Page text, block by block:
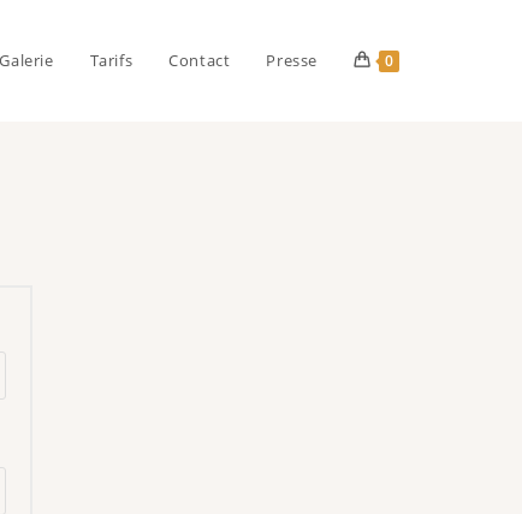
Galerie Tarifs Contact Presse 0